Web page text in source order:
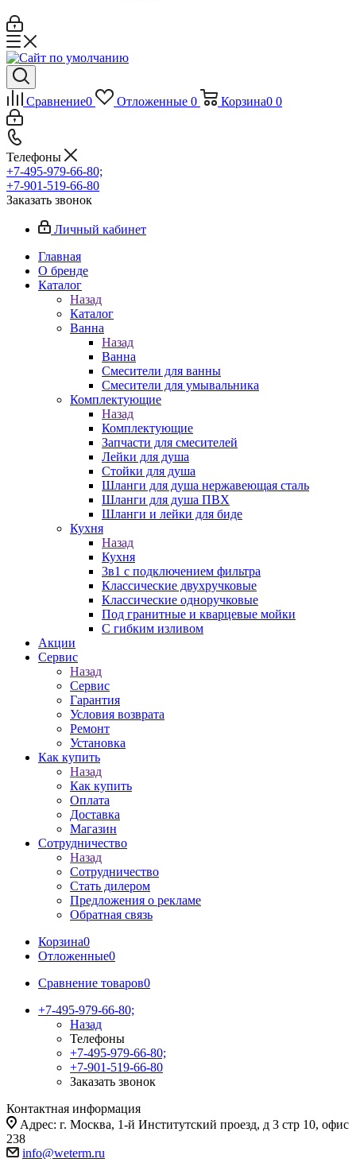
Сравнение0 Отложенные 0 Корзина0 0
Телефоны
+7-495-979-66-80;
+7-901-519-66-80
Заказать звонок
Личный кабинет
Главная
О бренде
Каталог
Назад
Каталог
Ванна
Назад
Ванна
Смесители для ванны
Смесители для умывальника
Комплектующие
Назад
Комплектующие
Запчасти для смесителей
Лейки для душа
Стойки для душа
Шланги для душа нержавеющая сталь
Шланги для душа ПВХ
Шланги и лейки для биде
Кухня
Назад
Кухня
3в1 с подключением фильтра
Классические двухручковые
Классические одноручковые
Под гранитные и кварцевые мойки
С гибким изливом
Акции
Сервис
Назад
Сервис
Гарантия
Условия возврата
Ремонт
Установка
Как купить
Назад
Как купить
Оплата
Доставка
Магазин
Сотрудничество
Назад
Сотрудничество
Стать дилером
Предложения о рекламе
Обратная связь
Корзина0
Отложенные0
Сравнение товаров0
+7-495-979-66-80;
Назад
Телефоны
+7-495-979-66-80;
+7-901-519-66-80
Заказать звонок
Контактная информация
Адрес: г. Москва, 1-й Институтский проезд, д 3 стр 10, офис
238
info@weterm.ru